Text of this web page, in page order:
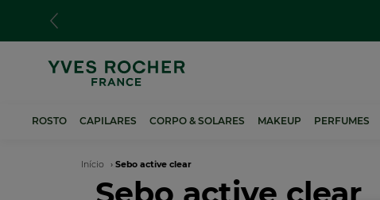
conteúdo
ROSTO CAPILARES CORPO & SOLARES MAKEUP PERFUMES
Navegação
Início Sebo active clear